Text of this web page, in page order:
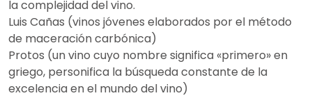
la complejidad del vino.
Luis Cañas (vinos jóvenes elaborados por el método
de maceración carbónica)
Protos (un vino cuyo nombre significa «primero» en
griego, personifica la búsqueda constante de la
excelencia en el mundo del vino)